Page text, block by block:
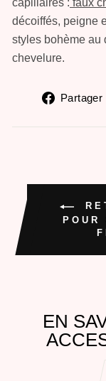
Partager
POUR
EN